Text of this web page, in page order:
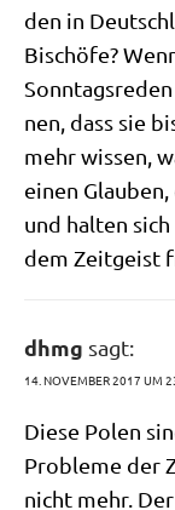
den in
Bischö­fe?
nen, dass sie
mehr wis­sen,
einen
und hal­ten
dem Zeit­geist
dhmg sagt:
14. NOVEMBER 2017 UM
Die­se Polen
Pro­ble­me der
nicht mehr.